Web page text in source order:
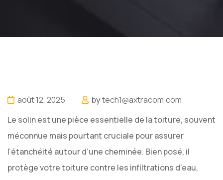
août 12, 2025 bytech1@axtracom.com
Le solin est une pièce essentielle de la toiture, souvent
méconnue mais pourtant cruciale pour assurer
l’étanchéité autour d’une cheminée. Bien posé, il
protège votre toiture contre les infiltrations d’eau,